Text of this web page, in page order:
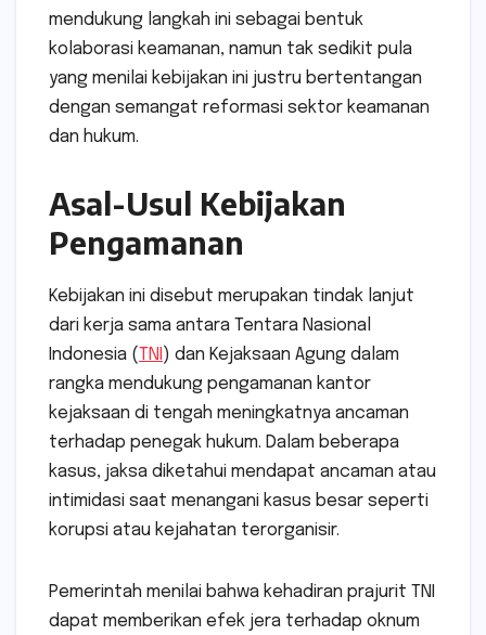
mendukung langkah ini sebagai bentuk
kolaborasi keamanan, namun tak sedikit pula
yang menilai kebijakan ini justru bertentangan
dengan semangat reformasi sektor keamanan
dan hukum.
Asal-Usul Kebijakan
Pengamanan
Kebijakan ini disebut merupakan tindak lanjut
dari kerja sama antara Tentara Nasional
Indonesia (TNI ) dan Kejaksaan Agung dalam
rangka mendukung pengamanan kantor
kejaksaan di tengah meningkatnya ancaman
terhadap penegak hukum. Dalam beberapa
kasus, jaksa diketahui mendapat ancaman atau
intimidasi saat menangani kasus besar seperti
korupsi atau kejahatan terorganisir.
Pemerintah menilai bahwa kehadiran prajurit TNI
dapat memberikan efek jera terhadap oknum